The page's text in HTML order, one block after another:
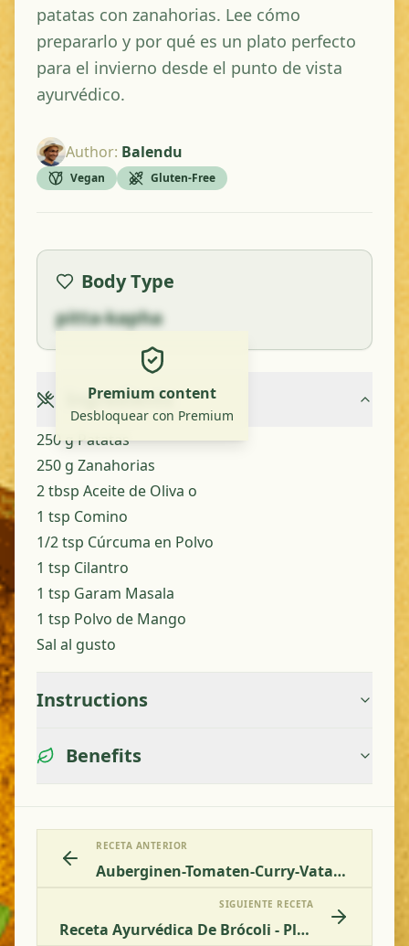
patatas con zanahorias. Lee cómo
prepararlo y por qué es un plato perfecto
para el invierno desde el punto de vista
ayurvédico.
Author: Balendu
Vegan Gluten-Free
Body Type
pitta-kapha
Premium content
Desbloquear con Premium
Ingredients
250 g Patatas
250 g Zanahorias
2 tbsp Aceite de Oliva o
1 tsp Comino
1/2 tsp Cúrcuma en Polvo
1 tsp Cilantro
1 tsp Garam Masala
1 tsp Polvo de Mango
Sal al gusto
Instructions
Benefits
RECETA ANTERIOR
Auberginen-Tomaten-Curry-Vata-Pitta
SIGUIENTE RECETA
Receta Ayurvédica De Brócoli - Plato Indio Saludable Y Equilibrado